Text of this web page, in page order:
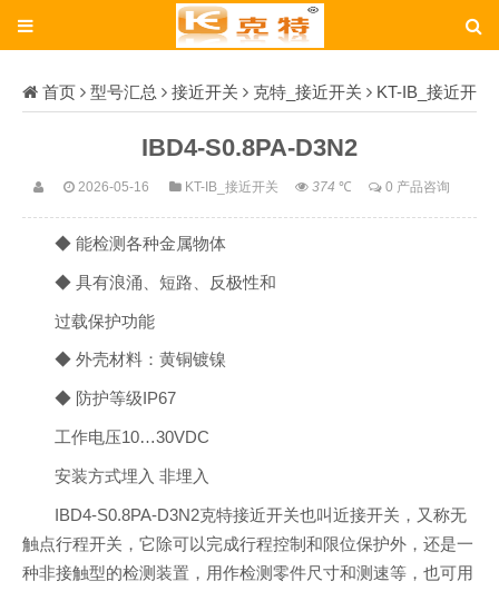
首页 型号汇总 接近开关 克特_接近开关 KT-IB_接近开
IBD4-S0.8PA-D3N2
2026-05-16 KT-IB_接近开关 374 ℃ 0 产品咨询
◆ 能检测各种金属物体
◆ 具有浪涌、短路、反极性和
过载保护功能
◆ 外壳材料：黄铜镀镍
◆ 防护等级IP67
工作电压10…30VDC
安装方式埋入 非埋入
IBD4-S0.8PA-D3N2克特接近开关也叫近接开关，又称无
触点行程开关，它除可以完成行程控制和限位保护外，还是一
种非接触型的检测装置，用作检测零件尺寸和测速等，也可用